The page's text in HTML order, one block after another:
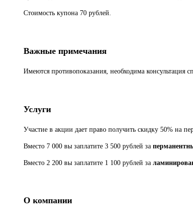
Стоимость купона 70 рублей.
Важные примечания
Имеются противопоказания, необходима консультация
Услуги
Участие в акции дает право получить скидку 50% на
Вместо 7 000 вы заплатите 3 500 рублей за
Вместо 2 200 вы заплатите 1 100 рублей за
О компании